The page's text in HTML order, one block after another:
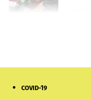
COVID-19